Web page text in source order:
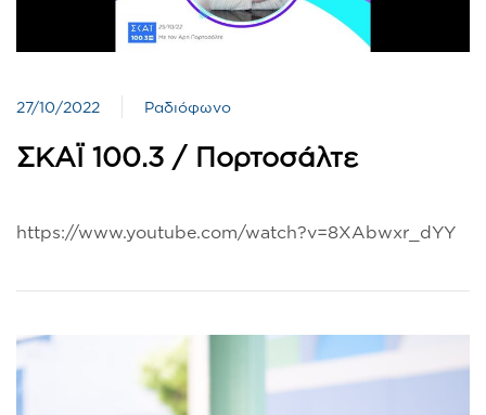
27/10/2022 Ραδιόφωνο
ΣΚΑΪ 100.3 / Πορτοσάλτε
https://www.youtube.com/watch?v=8XAbwxr_dYY